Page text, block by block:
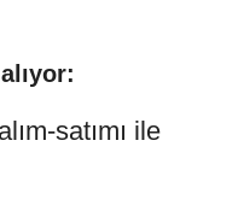
satımı ile